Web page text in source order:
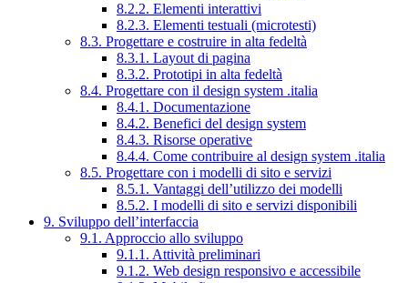
8.2.2. Elementi interattivi
8.2.3. Elementi testuali (microtesti)
8.3. Progettare e costruire in alta fedeltà
8.3.1. Layout di pagina
8.3.2. Prototipi in alta fedeltà
8.4. Progettare con il design system .italia
8.4.1. Documentazione
8.4.2. Benefici del design system
8.4.3. Risorse operative
8.4.4. Come contribuire al design system .italia
8.5. Progettare con i modelli di sito e servizi
8.5.1. Vantaggi dell’utilizzo dei modelli
8.5.2. I modelli di sito e servizi disponibili
9. Sviluppo dell’interfaccia
9.1. Approccio allo sviluppo
9.1.1. Attività preliminari
9.1.2. Web design responsivo e accessibile